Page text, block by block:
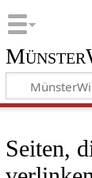
Seiten,